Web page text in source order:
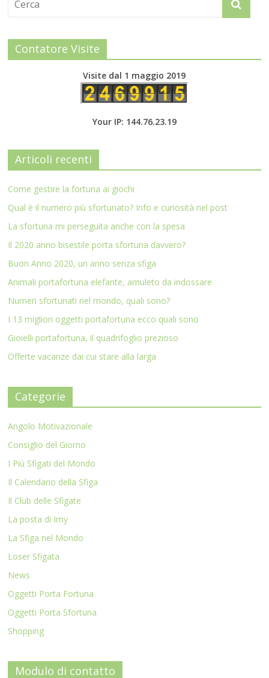
Contatore Visite
Visite dal 1 maggio 2019
Your IP: 144.76.23.19
Articoli recenti
Come gestire la fortuna ai giochi
Qual è il numero più sfortunato? Info e curiosità nel post
La sfortuna mi perseguita anche con la spesa
Il 2020 anno bisestile porta sfortuna davvero?
Buon Anno 2020, un anno senza sfiga
Animali portafortuna elefante, amuleto da indossare
Numeri sfortunati nel mondo, quali sono?
I 13 migliori oggetti portafortuna ecco quali sono
Gioielli portafortuna, il quadrifoglio prezioso
Offerte vacanze dai cui stare alla larga
Categorie
Angolo Motivazionale
Consiglio del Giorno
I Più Sfigati del Mondo
Il Calendario della Sfiga
Il Club delle Sfigate
La posta di Imy
La Sfiga nel Mondo
Loser Sfigata
News
Oggetti Porta Fortuna
Oggetti Porta Sfortuna
Shopping
Modulo di contatto